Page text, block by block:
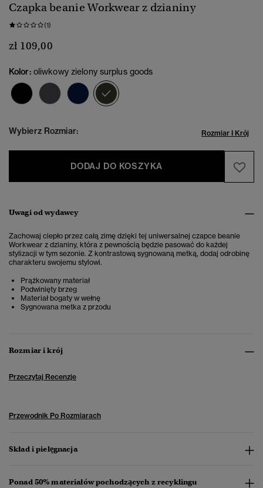
Czapka beanie Workwear z dzianiny
(1)
zł 109,00
Kolor: oliwkowy zielony surplus goods
Wybierz Rozmiar: Rozmiar I Krój
DODAJ DO KOSZYKA
Uwagi od wydawcy
Zachowaj ciepło przez całą zimę dzięki tej uniwersalnej czapce beanie
Workwear z dzianiny, która z pewnością będzie pasować do każdej
stylizacji w tym sezonie. Z kontrastową sygnowaną metką, dodaj odrobinę
charakteru swojemu stylowi.
Prążkowany materiał
Podwinięty brzeg
Materiał bogaty w wełnę
Sygnowana metka z przodu
Rozmiar i krój
Przeczytaj Recenzje
Przewodnik Po Rozmiarach
Skład i pielęgnacja
Ponad 50% materiałów pochodzących z recyklingu